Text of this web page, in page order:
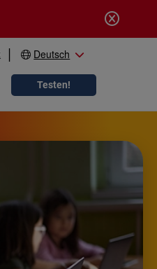
Deutsch
Close search
Testen!